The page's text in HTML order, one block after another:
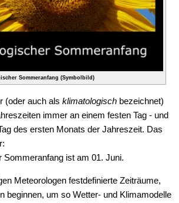
Sommeranfang (Symbolbild)
(oder auch als klimatologisch bezeichnet)
immer an einem festen Tag - und
des ersten Monats der Jahreszeit. Das
Sommeranfang ist am 01. Juni.
Meteorologen festdefinierte Zeiträume,
beginnen, um so Wetter- und Klimamodelle